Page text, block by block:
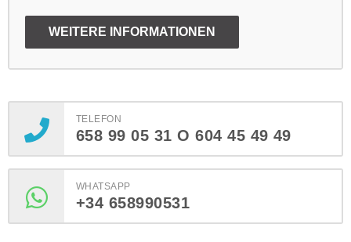
TELEFON
658 99 05 31 O 604 45 49 49
WHATSAPP
+34 658990531